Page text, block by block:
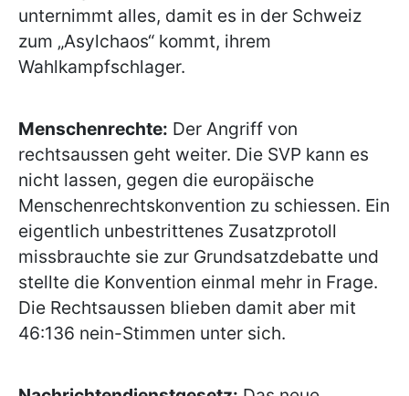
unternimmt alles, damit es in der Schweiz
zum „Asylchaos“ kommt, ihrem
Wahlkampfschlager.
Menschenrechte: Der Angriff von
rechtsaussen geht weiter. Die SVP kann es
nicht lassen, gegen die europäische
Menschenrechtskonvention zu schiessen. Ein
eigentlich unbestrittenes Zusatzprotoll
missbrauchte sie zur Grundsatzdebatte und
stellte die Konvention einmal mehr in Frage.
Die Rechtsaussen blieben damit aber mit
46:136 nein-Stimmen unter sich.